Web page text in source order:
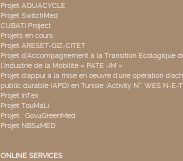
Projet AQUACYCLE
Projet SwitchMed
CUBATI Project
Projets en cours
Projet ARESET-GIZ-CITET
Projet d’Accompagnement à la Transition Ecologique
l’Industrie de la Mobilité « PATE -IM »
Projet d'appui à la mise en oeuvre d'une opération
public durable (APD) en Tunisie :Activity N°: WES N-E-
Projet InTex
Projet TouMaLi
Projet : Gov4GreenMed
Projet NBS4MED
ONLINE SERVICES